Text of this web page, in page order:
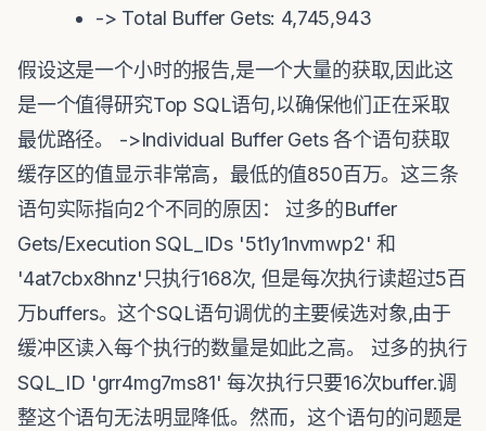
-> Total Buffer Gets: 4,745,943
假设这是一个小时的报告,是一个大量的获取,因此这
是一个值得研究Top SQL语句,以确保他们正在采取
最优路径。 ->Individual Buffer Gets 各个语句获取
缓存区的值显示非常高，最低的值850百万。这三条
语句实际指向2个不同的原因： 过多的Buffer
Gets/Execution SQL_IDs '5t1y1nvmwp2' 和
'4at7cbx8hnz'只执行168次, 但是每次执行读超过5百
万buffers。这个SQL语句调优的主要候选对象,由于
缓冲区读入每个执行的数量是如此之高。 过多的执行
SQL_ID 'grr4mg7ms81' 每次执行只要16次buffer.调
整这个语句无法明显降低。然而，这个语句的问题是